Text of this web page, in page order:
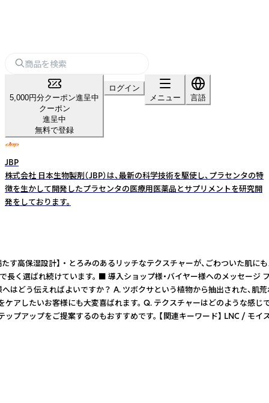
5,000円分クーポン進呈中
クーポン
進呈中
無料で登録
ログイン
メニュー
言語
JBP
株式会社 日本生物製剤（JBP）は、最新の科学技術を駆使し、プラセンタの特
徴を生かして開発したプラセンタの医療用医薬品とサプリメントを研究開
発をしております。
保湿設計】 ・ とろみのあるリッチなテクスチャーが、ごわつい
ばれ続けています。 ■ 導入ショップ様・バイヤー様へのメッセ
う伝えればよいですか？ A. ツボクサという植物から抽出された
したいお客様にも大変喜ばれます。 Q. テクスチャーはどのよう
ップアップをご提案するのもおすすめです。 【関連キーワー